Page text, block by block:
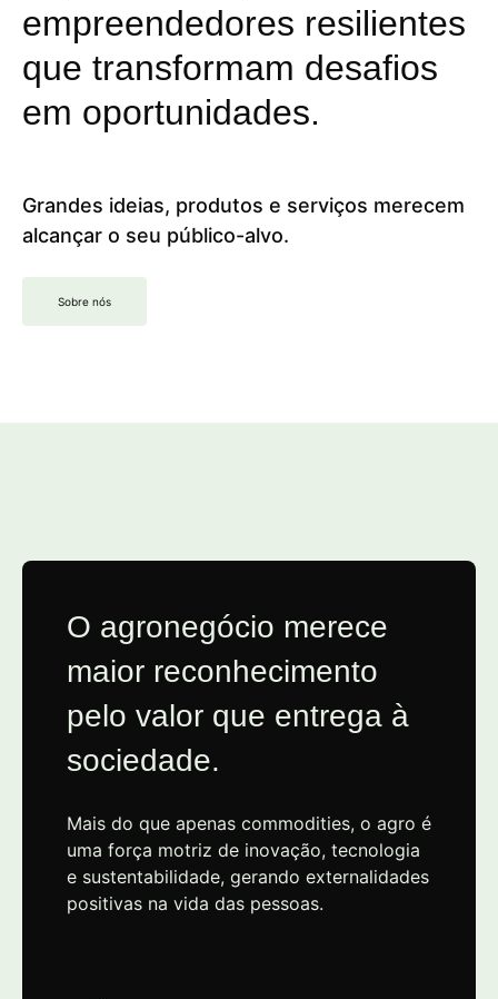
empreendedores resilientes
que transformam desafios
em oportunidades.
Grandes ideias, produtos e serviços merecem
alcançar o seu público-alvo.
Sobre nós
O agronegócio merece
maior reconhecimento
pelo valor que entrega à
sociedade.
Mais do que apenas commodities, o agro é
uma força motriz de inovação, tecnologia
e sustentabilidade, gerando externalidades
positivas na vida das pessoas.